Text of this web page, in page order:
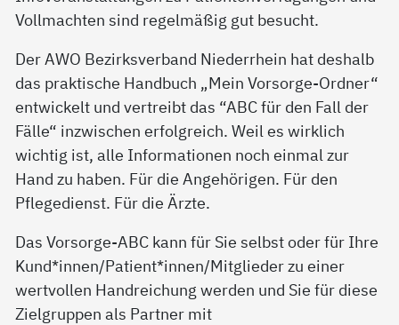
Vollmachten sind regelmäßig gut besucht.
Der AWO Bezirksverband Niederrhein hat deshalb
das praktische Handbuch „Mein Vorsorge-Ordner“
entwickelt und vertreibt das “ABC für den Fall der
Fälle“ inzwischen erfolgreich. Weil es wirklich
wichtig ist, alle Informationen noch einmal zur
Hand zu haben. Für die Angehörigen. Für den
Pflegedienst. Für die Ärzte.
Das Vorsorge-ABC kann für Sie selbst oder für Ihre
Kund*innen/Patient*innen/Mitglieder zu einer
wertvollen Handreichung werden und Sie für diese
Zielgruppen als Partner mit